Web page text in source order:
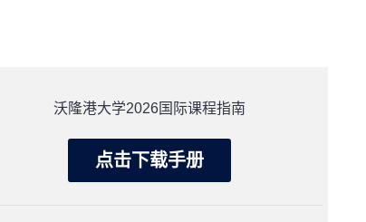
​沃隆港大学2026国际课程指南
点击下载手册